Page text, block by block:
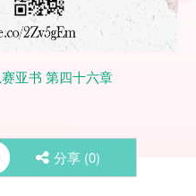
亚书 第四十六章
分享 (0)